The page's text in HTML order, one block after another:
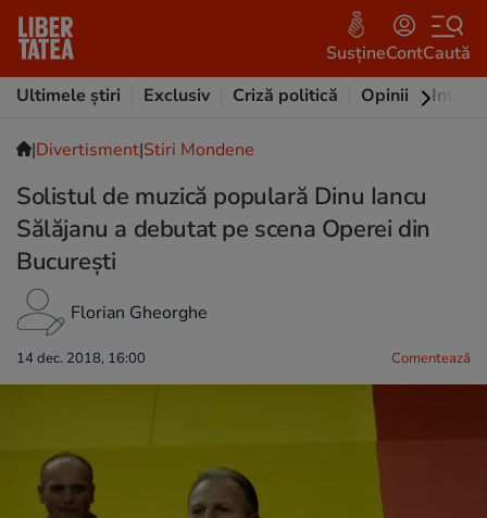
SusțineContCaută
Ultimele știri
Exclusiv Criză politică Opinii
|Divertisment|Stiri Mondene
Solistul de muzică populară Dinu Iancu
Sălăjanu a debutat pe scena Operei din
București
Florian Gheorghe
14 dec. 2018, 16:00 Comentează